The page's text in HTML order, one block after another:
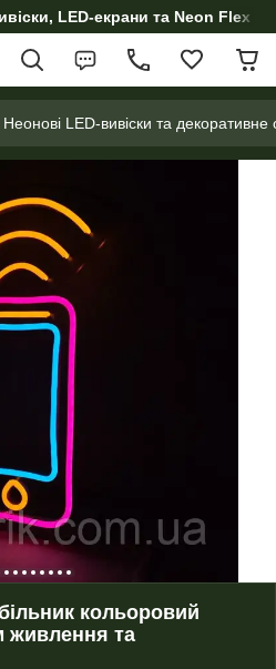
LED-екрани та Neon Flex
Неонові LED-вивіски та декоративне
кольоровий
живлення та